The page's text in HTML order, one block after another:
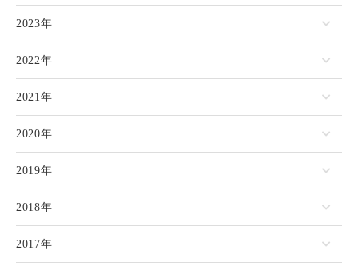
2023年
2022年
2021年
2020年
2019年
2018年
2017年